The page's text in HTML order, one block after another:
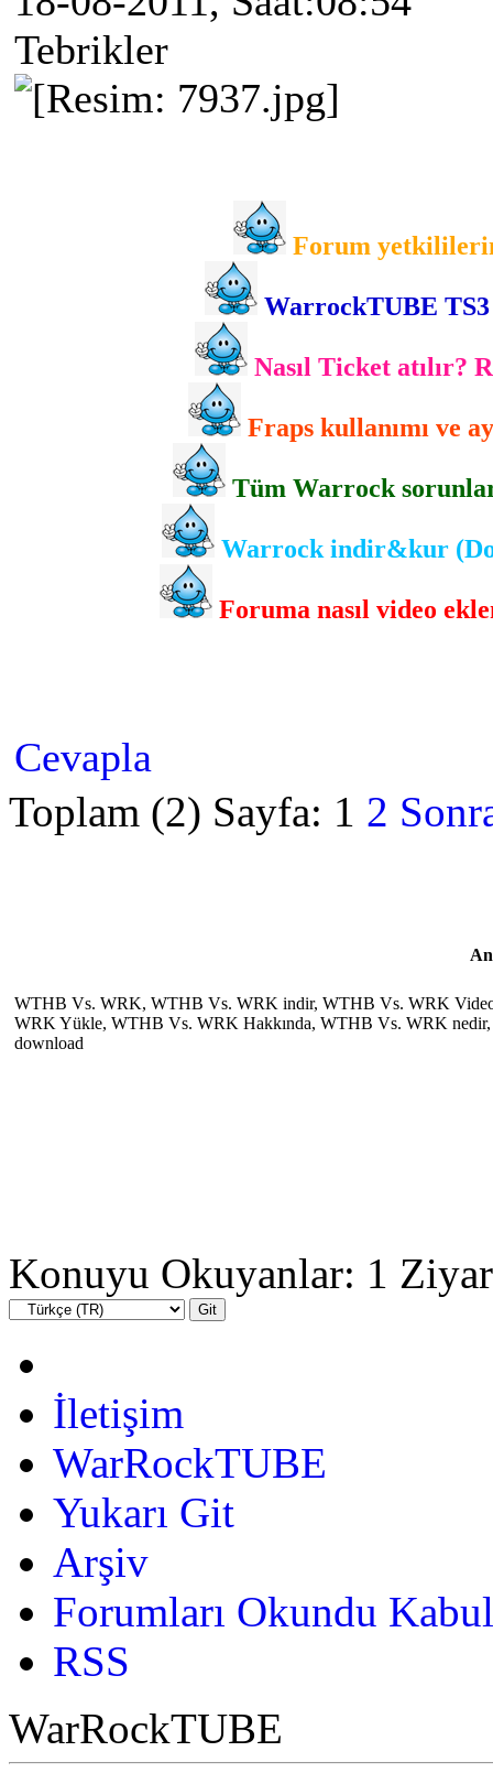
Tebrikler
Forum
WarrockTUBE
Nasıl Ticket atılır?
Fraps kullanımı ve
Tüm Warrock
Warrock indir&kur
Foruma nasıl video
Cevapla
Toplam (2) Sayfa: 1 2
WTHB Vs. WRK, WTHB Vs. WRK indir, WTHB Vs. WRK
WRK Yükle, WTHB Vs. WRK Hakkında, WTHB Vs. WRK
download
Konuyu Okuyanlar: 1
İletişim
WarRockTUBE
Yukarı Git
Arşiv
Forumları Okundu
RSS
WarRockTUBE